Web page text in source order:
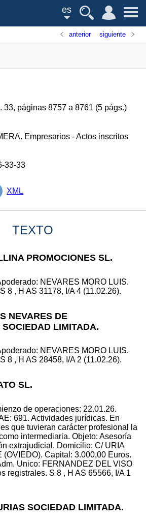
es
anterior siguiente
33, páginas 8757 a 8761 (5 págs.)
Empresarios - Actos inscritos
33-33
XML
TEXTO
PROMOCIONES SL.
NEVARES MORO LUIS.
8 , H AS 31178, I/A 4 (11.02.26).
NEVARES DE
LIMITADA.
NEVARES MORO LUIS.
8 , H AS 28458, I/A 2 (11.02.26).
SL.
de operaciones: 22.01.26.
691. Actividades jurídicas. En
que tuvieran carácter profesional la
intermediaria. Objeto: Asesoría
extrajudicial. Domicilio: C/ URIA
(OVIEDO). Capital: 3.000,00 Euros.
Unico: FERNANDEZ DEL VISO
registrales. S 8 , H AS 65566, I/A 1
SOCIEDAD LIMITADA.